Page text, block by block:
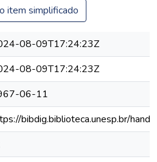
item simplificado
08-09T17:24:23Z
08-09T17:24:23Z
06-11
bibdig.biblioteca.unesp.br/